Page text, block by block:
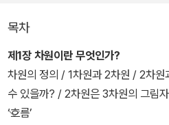
목차
제1장 차원이란 무엇인가?
차원의 정의 / 1차원과 2차원 / 2차
수 있을까? / 2차원은 3차원의 그림
‘흐름’